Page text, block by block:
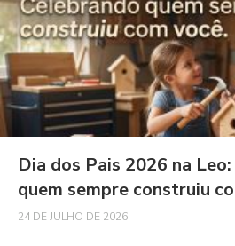
Dia dos Pais 2026 na
quem sempre construiu
24 DE JULHO DE 2026